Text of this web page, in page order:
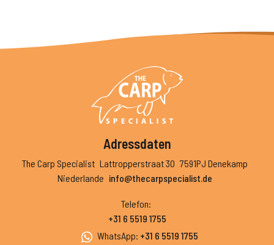
Adressdaten
The Carp Specialist Lattropperstraat 30 7591PJ Denekamp
Niederlande info@thecarpspecialist.de
Telefon:
+31 6 5519 1755
WhatsApp: +31 6 5519 1755